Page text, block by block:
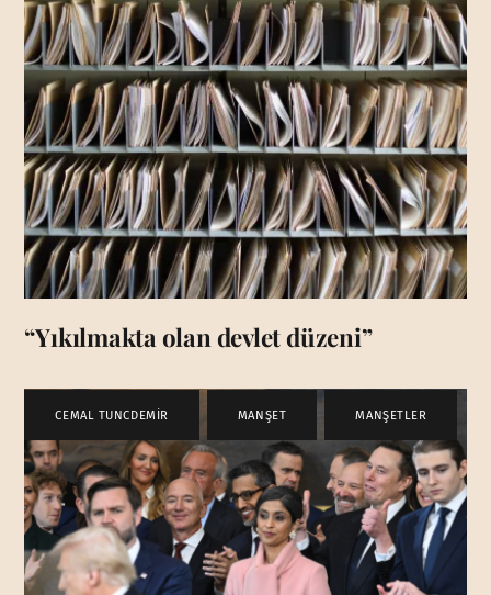
“Yıkılmakta olan devlet düzeni”
CEMAL TUNCDEMİR MANŞET MANŞETLER